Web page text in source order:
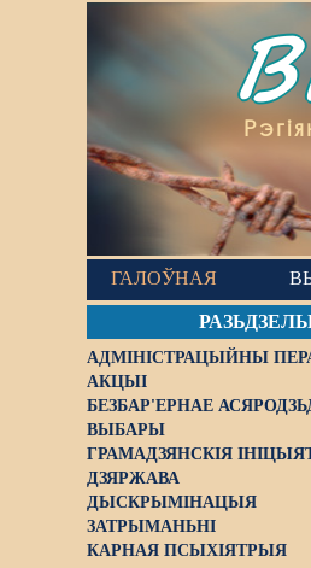
ГАЛОЎНАЯ
АДМІНІСТРАЦЫЙНЫ
АКЦЫІ
БЕЗБАР'ЕРНАЕ
ВЫБАРЫ
ГРАМАДЗЯНСКІЯ
ДЗЯРЖАВА
ДЫСКРЫМІНАЦЫЯ
ЗАТРЫМАНЬНІ
КАРНАЯ ПСЫХІЯТРЫЯ